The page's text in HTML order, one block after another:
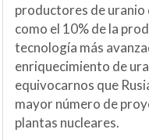
productores de uranio
como el 10% de la
tecnología más
enriquecimiento de
equivocarnos que
mayor número de
plantas nucleares.